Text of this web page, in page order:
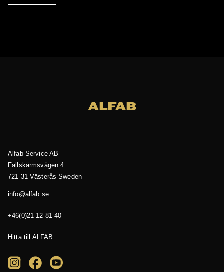
Alfab Service AB
Fallskärmsvägen 4
721 31 Västerås Sweden
es.bafla@ofni
04 18 21-12(0)64+
Hitta till ALFAB